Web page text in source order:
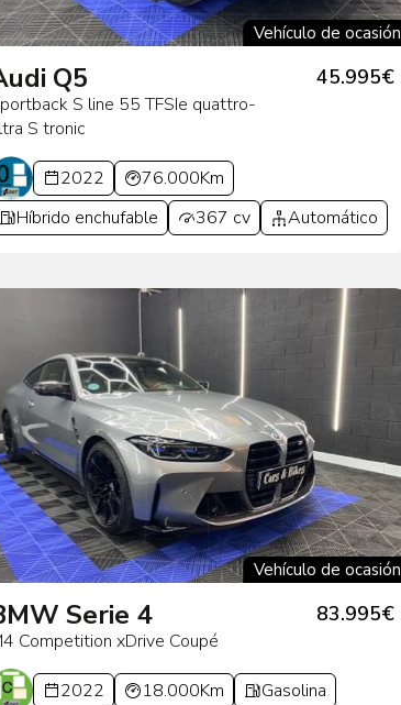
Vehículo de ocasión
Q5
S line 55 TFSIe quattro-
S tronic
45.995€
2022
76.000Km
Híbrido enchufable
367 cv Automático
Vehículo de ocasión
Serie 4
Competition xDrive Coupé
83.995€
2022 18.000Km
Gasolina